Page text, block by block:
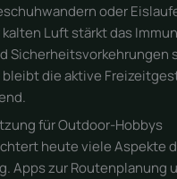
oder
Luft stärkt das
Sicherheitsvorkehrungen
bleibt die aktive
für Outdoor-Hobbys
heute viele Aspekte
Apps zur Routenplanung